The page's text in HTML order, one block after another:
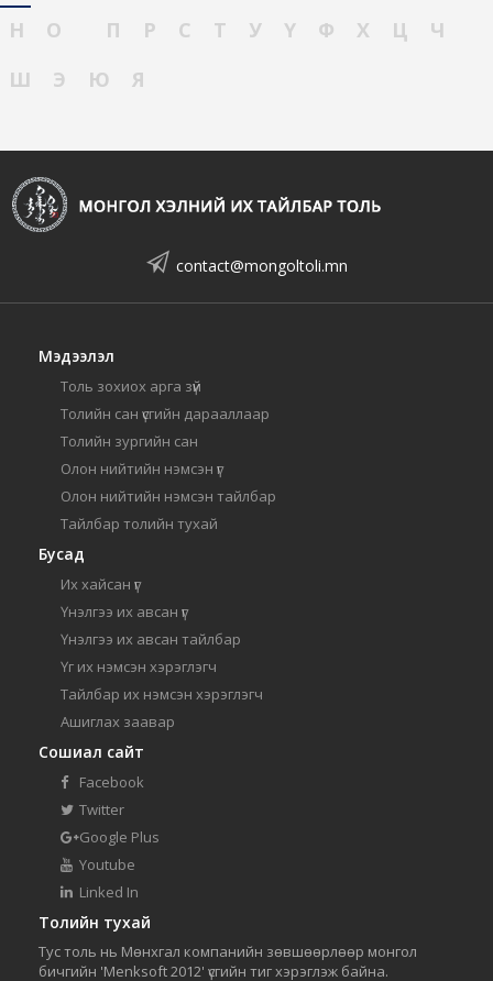
Н
О П Р С Т У Ү Ф Х Ц
Ч
Ш
Э Ю Я
contact@mongoltoli.mn
Мэдээлэл
Толь зохиох арга зүй
Толийн сан үсгийн дарааллаар
Толийн зургийн сан
Олон нийтийн нэмсэн үг
Олон нийтийн нэмсэн тайлбар
Тайлбар толийн тухай
Бусад
Их хайсан үг
Үнэлгээ их авсан үг
Үнэлгээ их авсан тайлбар
Үг их нэмсэн хэрэглэгч
Тайлбар их нэмсэн хэрэглэгч
Ашиглах заавар
Сошиал сайт
Facebook
Twitter
Google Plus
Youtube
Linked In
Толийн тухай
Тус толь нь Мөнхгал компанийн зөвшөөрлөөр монгол
бичгийн 'Menksoft 2012' үсгийн тиг хэрэглэж байна.